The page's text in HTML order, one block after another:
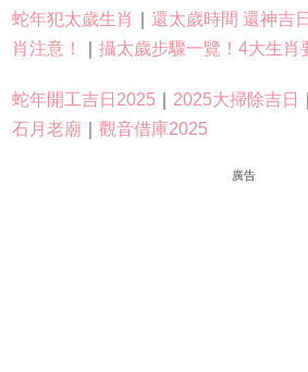
蛇年犯太歲生肖
還太歲時間 還神吉
肖注意！
攝太歲步驟一覽！4大生肖
蛇年開工吉日2025 2025大掃除吉日
石月老廟
觀音借庫2025
廣告